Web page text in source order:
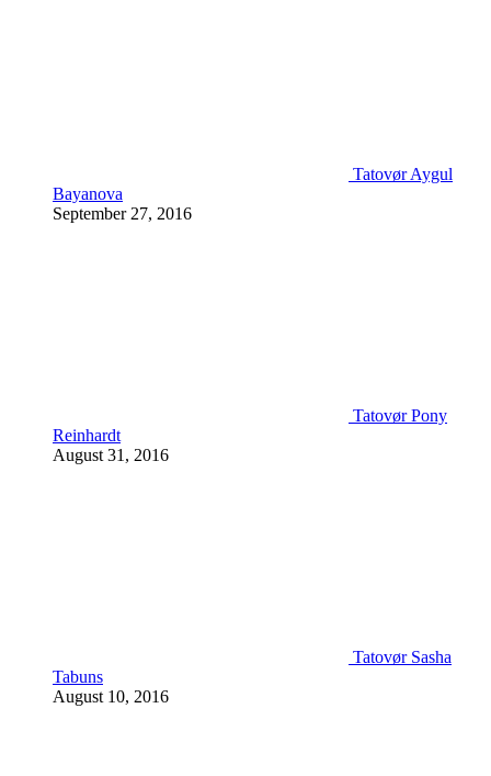
Tatovør Aygul
Bayanova
September 27, 2016
Tatovør Pony
Reinhardt
August 31, 2016
Tatovør Sasha
Tabuns
August 10, 2016